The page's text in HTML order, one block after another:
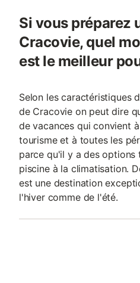
Si vous préparez
Cracovie, quel
est le meilleur
Selon les caractéristiques
de Cracovie on peut dire
de vacances qui convient
tourisme et à toutes les
parce qu'il y a des options
piscine à la climatisation.
est une destination
l'hiver comme de l'été.